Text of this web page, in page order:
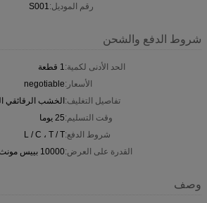
رقم الموديل:S001
شروط الدفع والشحن
الحد الأدنى لكمية:1 قطعة
الأسعار:negotiable
تفاصيل التغليف:الخشب الرقائقي
وقت التسليم:25 يوما
شروط الدفع:L / C ، T / T
القدرة على العرض:10000 بييس مونث
وصف